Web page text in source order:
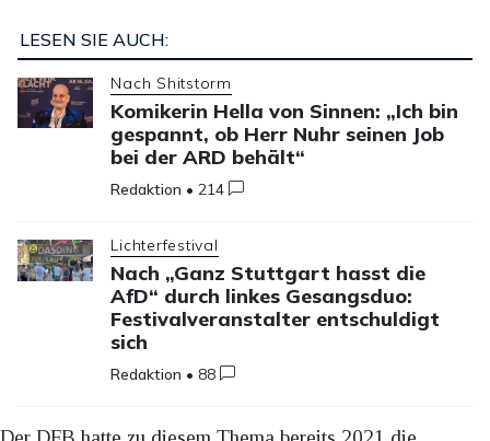
LESEN SIE AUCH:
Nach Shitstorm
Komikerin Hella von Sinnen: „Ich bin
gespannt, ob Herr Nuhr seinen Job
bei der ARD behält“
Redaktion •214
Lichterfestival
Nach „Ganz Stuttgart hasst die
AfD“ durch linkes Gesangsduo:
Festivalveranstalter entschuldigt
sich
Redaktion • 88